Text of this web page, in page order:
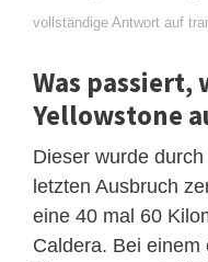
vollständige Antwort auf
Was passiert,
Yellowstone
Dieser wurde
letzten Ausbruch
eine 40 mal 60
Caldera. Bei einem